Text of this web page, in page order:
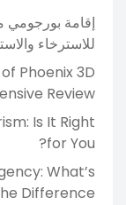
إقامة بورجومي
للاسترخاء
Phoenix 3D
Review
Is It Right
for You?
What’s
Difference?